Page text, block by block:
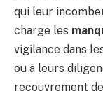
qui leur
charge les
vigilance dans
ou à leurs
recouvrement